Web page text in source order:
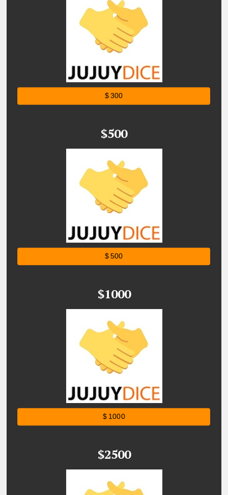
$ 300
$500
$ 500
$1000
$ 1000
$2500